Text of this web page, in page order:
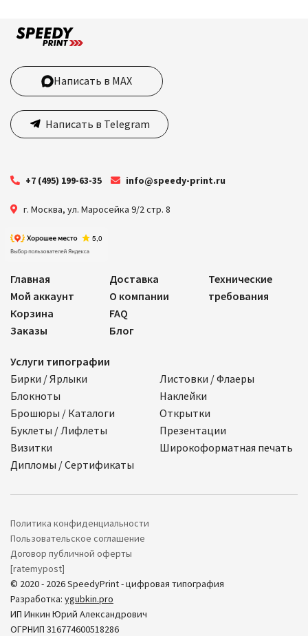
Написать в MAX
Написать в Telegram
+7 (495) 199-63-35 info@speedy-print.ru
г. Москва, ул. Маросейка 9/2 стр. 8
Главная
Мой аккаунт
Корзина
Заказы
Доставка
О компании
FAQ
Блог
Технические
требования
Услуги типографии
Бирки / Ярлыки
Блокноты
Брошюры / Каталоги
Буклеты / Лифлеты
Визитки
Дипломы / Сертификаты
Листовки / Флаеры
Наклейки
Открытки
Презентации
Широкоформатная печать
© 2020 - 2026 SpeedyPrint - цифровая типография
Разработка: ygubkin.pro
ИП Инкин Юрий Александрович
ОГРНИП 316774600518286
Политика конфиденциальности
Пользовательское соглашение
Договор публичной оферты
[ratemypost]